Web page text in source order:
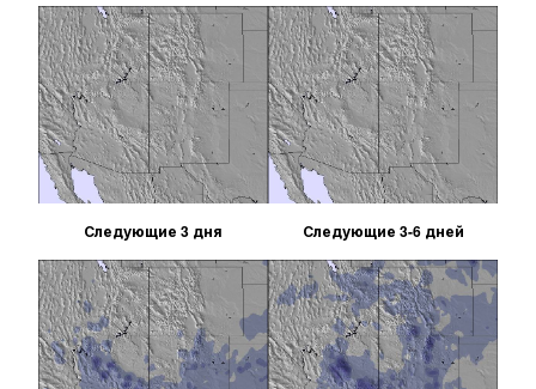
Следующие 3 дня Следующие 3-6 дней